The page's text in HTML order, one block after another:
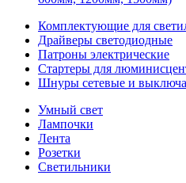
Комплектующие для
Драйверы светодиодные
Патроны электрические
Стартеры для
Шнуры сетевые и
Умный свет
Лампочки
Лента
Розетки
Светильники